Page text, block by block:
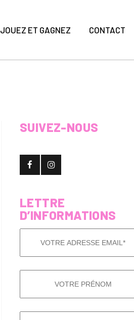
JOUEZ ET GAGNEZ CONTACT
SUIVEZ-NOUS
LETTRE
D’INFORMATIONS